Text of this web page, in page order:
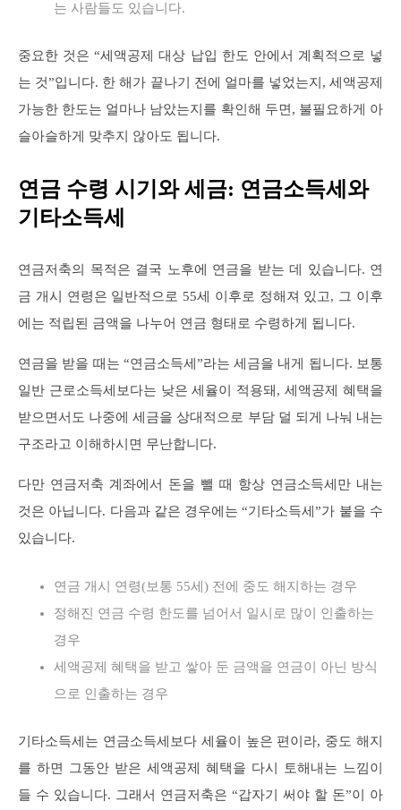
는 사람들도 있습니다.
중요한 것은 “세액공제 대상 납입 한도 안에서 계획적으로 넣
는 것”입니다. 한 해가 끝나기 전에 얼마를 넣었는지, 세액공제
가능한 한도는 얼마나 남았는지를 확인해 두면, 불필요하게 아
슬아슬하게 맞추지 않아도 됩니다.
연금 수령 시기와 세금: 연금소득세와
기타소득세
연금저축의 목적은 결국 노후에 연금을 받는 데 있습니다. 연
금 개시 연령은 일반적으로 55세 이후로 정해져 있고, 그 이후
에는 적립된 금액을 나누어 연금 형태로 수령하게 됩니다.
연금을 받을 때는 “연금소득세”라는 세금을 내게 됩니다. 보통
일반 근로소득세보다는 낮은 세율이 적용돼, 세액공제 혜택을
받으면서도 나중에 세금을 상대적으로 부담 덜 되게 나눠 내는
구조라고 이해하시면 무난합니다.
다만 연금저축 계좌에서 돈을 뺄 때 항상 연금소득세만 내는
것은 아닙니다. 다음과 같은 경우에는 “기타소득세”가 붙을 수
있습니다.
연금 개시 연령(보통 55세) 전에 중도 해지하는 경우
정해진 연금 수령 한도를 넘어서 일시로 많이 인출하는
경우
세액공제 혜택을 받고 쌓아 둔 금액을 연금이 아닌 방식
으로 인출하는 경우
기타소득세는 연금소득세보다 세율이 높은 편이라, 중도 해지
를 하면 그동안 받은 세액공제 혜택을 다시 토해내는 느낌이
들 수 있습니다. 그래서 연금저축은 “갑자기 써야 할 돈”이 아